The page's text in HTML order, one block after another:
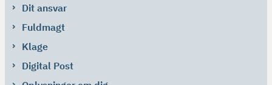
Dit ansvar
Fuldmagt
Klage
Digital Post